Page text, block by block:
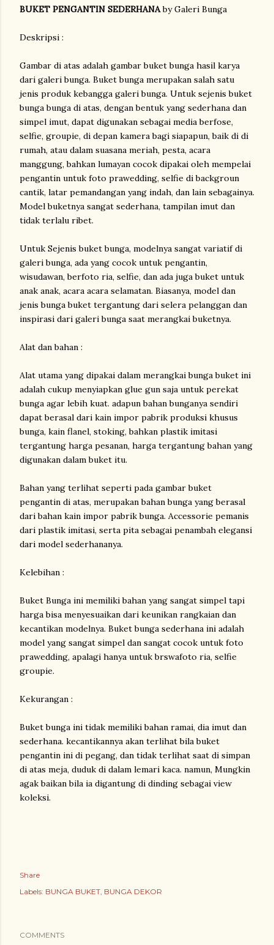
BUKET PENGANTIN SEDERHANAby Galeri Bunga
Deskripsi :
Gambar di atas adalah gambar buket bunga hasil karya
dari galeri bunga. Buket bunga merupakan salah satu
jenis produk kebangga galeri bunga. Untuk sejenis buket
bunga bunga di atas, dengan bentuk yang sederhana dan
simpel imut, dapat digunakan sebagai media berfose,
selfie, groupie, di depan kamera bagi siapapun, baik di di
rumah, atau dalam suasana meriah, pesta, acara
manggung, bahkan lumayan cocok dipakai oleh mempelai
pengantin untuk foto prawedding, selfie di backgroun
cantik, latar pemandangan yang indah, dan lain sebagainya.
Model buketnya sangat sederhana, tampilan imut dan
tidak terlalu ribet.
Untuk Sejenis buket bunga, modelnya sangat variatif di
galeri bunga, ada yang cocok untuk pengantin,
wisudawan, berfoto ria, selfie, dan ada juga buket untuk
anak anak, acara acara selamatan. Biasanya, model dan
jenis bunga buket tergantung dari selera pelanggan dan
inspirasi dari galeri bunga saat merangkai buketnya.
Alat dan bahan :
Alat utama yang dipakai dalam merangkai bunga buket ini
adalah cukup menyiapkan glue gun saja untuk perekat
bunga agar lebih kuat. adapun bahan bunganya sendiri
dapat berasal dari kain impor pabrik produksi khusus
bunga, kain flanel, stoking, bahkan plastik imitasi
tergantung harga pesanan, harga tergantung bahan yang
digunakan dalam buket itu.
Bahan yang terlihat seperti pada gambar buket
pengantin di atas, merupakan bahan bunga yang berasal
dari bahan kain impor pabrik bunga. Accessorie pemanis
dari plastik imitasi, serta pita sebagai penambah elegansi
dari model sederhananya.
Kelebihan :
Buket Bunga ini memiliki bahan yang sangat simpel tapi
harga bisa menyesuaikan dari keunikan rangkaian dan
kecantikan modelnya. Buket bunga sederhana ini adalah
model yang sangat simpel dan sangat cocok untuk foto
prawedding, apalagi hanya untuk brswafoto ria, selfie
groupie.
Kekurangan :
Buket bunga ini tidak memiliki bahan ramai, dia imut dan
sederhana. kecantikannya akan terlihat bila buket
pengantin ini di pegang, dan tidak terlihat saat di simpan
di atas meja, duduk di dalam lemari kaca. namun, Mungkin
agak baikan bila ia digantung di dinding sebagai view
koleksi.
Share
Labels: BUNGA BUKET BUNGA DEKOR
COMMENTS